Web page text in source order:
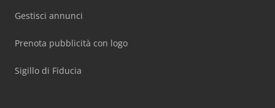
Gestisci annunci
Prenota pubblicità con logo
Sigillo di Fiducia